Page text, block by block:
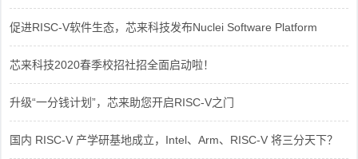
促进RISC-V软件生态，芯来科技发布Nuclei Software Platform
芯来科技2020春季校招社招全面启动啦！
升级“一分钱计划”，芯来助您开启RISC-V之门
国内 RISC-V 产学研基地成立，Intel、Arm、RISC-V 将三分天下？